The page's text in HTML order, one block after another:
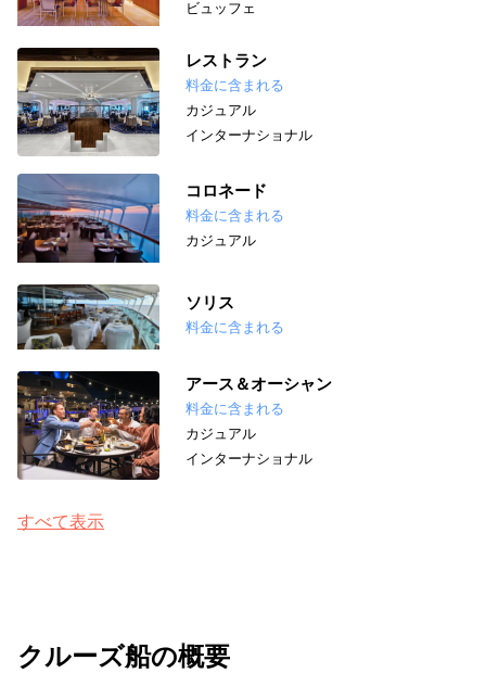
ビュッフェ
レストラン
料金に含まれる
カジュアル
インターナショナル
コロネード
料金に含まれる
カジュアル
ソリス
料金に含まれる
アース＆オーシャン
料金に含まれる
カジュアル
インターナショナル
すべて表示
クルーズ船の概要